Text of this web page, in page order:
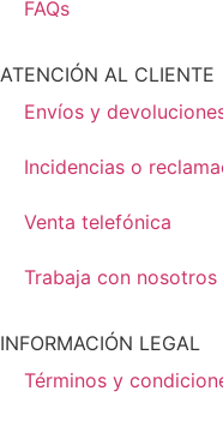
FAQs
ATENCIÓN AL CLIENTE
Envíos y
Incidencias o
Venta telefónica
Trabaja con nosotros
INFORMACIÓN LEGAL
Términos y